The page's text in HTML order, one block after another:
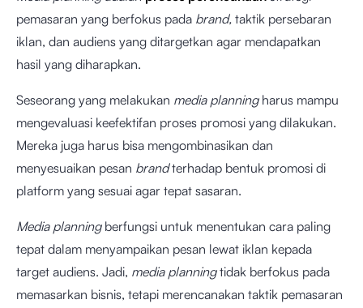
pemasaran yang berfokus pada brand, taktik persebaran
iklan, dan audiens yang ditargetkan agar mendapatkan
hasil yang diharapkan.
Seseorang yang melakukan media planningharus mampu
mengevaluasi keefektifan proses promosi yang dilakukan.
Mereka juga harus bisa mengombinasikan dan
menyesuaikan pesan brandterhadap bentuk promosi di
platform yang sesuai agar tepat sasaran.
Media planningberfungsi untuk menentukan cara paling
tepat dalam menyampaikan pesan lewat iklan kepada
target audiens. Jadi, media planningtidak berfokus pada
memasarkan bisnis, tetapi merencanakan taktik pemasaran